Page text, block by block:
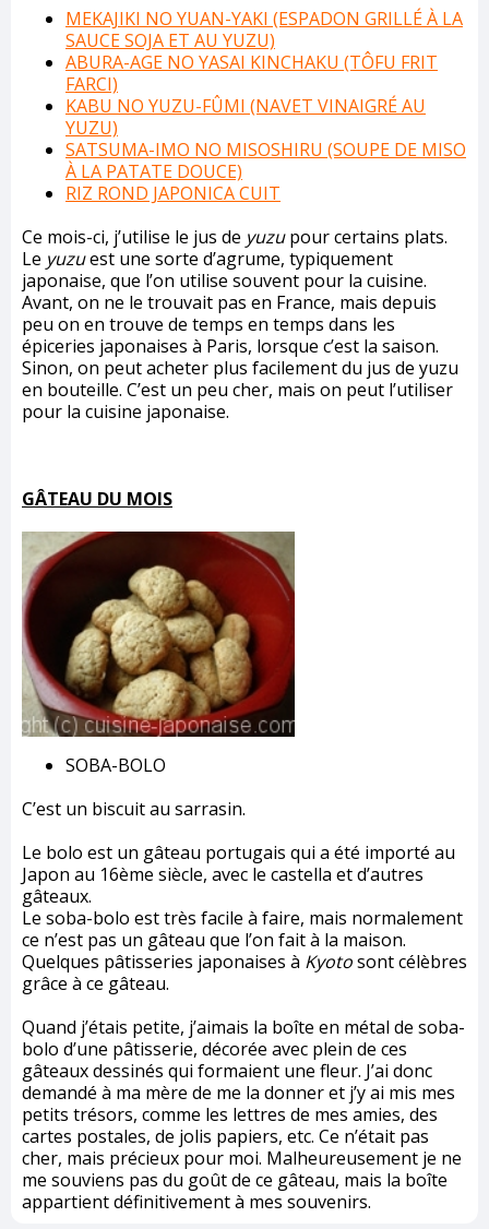
MEKAJIKI NO YUAN-YAKI (ESPADON GRILLÉ À LA
SAUCE SOJA ET AU YUZU)
ABURA-AGE NO YASAI KINCHAKU (TÔFU FRIT
FARCI)
KABU NO YUZU-FÛMI (NAVET VINAIGRÉ AU
YUZU)
SATSUMA-IMO NO MISOSHIRU (SOUPE DE MISO
À LA PATATE DOUCE)
RIZ ROND JAPONICA CUIT
Ce mois-ci, j’utilise le jus de yuzupour certains plats.
Le yuzuest une sorte d’agrume, typiquement
japonaise, que l’on utilise souvent pour la cuisine.
Avant, on ne le trouvait pas en France, mais depuis
peu on en trouve de temps en temps dans les
épiceries japonaises à Paris, lorsque c’est la saison.
Sinon, on peut acheter plus facilement du jus de yuzu
en bouteille. C’est un peu cher, mais on peut l’utiliser
pour la cuisine japonaise.
GÂTEAU DU MOIS
SOBA-BOLO
C’est un biscuit au sarrasin.
Le bolo est un gâteau portugais qui a été importé au
Japon au 16ème siècle, avec le castella et d’autres
gâteaux.
Le soba-bolo est très facile à faire, mais normalement
ce n’est pas un gâteau que l’on fait à la maison.
Quelques pâtisseries japonaises à Kyotosont célèbres
grâce à ce gâteau.
Quand j’étais petite, j’aimais la boîte en métal de soba-
bolo d’une pâtisserie, décorée avec plein de ces
gâteaux dessinés qui formaient une fleur. J’ai donc
demandé à ma mère de me la donner et j’y ai mis mes
petits trésors, comme les lettres de mes amies, des
cartes postales, de jolis papiers, etc. Ce n’était pas
cher, mais précieux pour moi. Malheureusement je ne
me souviens pas du goût de ce gâteau, mais la boîte
appartient définitivement à mes souvenirs.